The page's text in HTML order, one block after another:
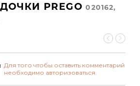
PREGO020162,
Для того чтобы оставить комментарий
необходимо авторизоваться.